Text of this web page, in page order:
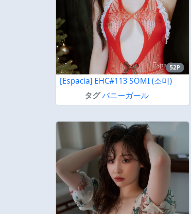
52P
[Espacia] EHC#113 SOMI (소미)
タグバニーガール